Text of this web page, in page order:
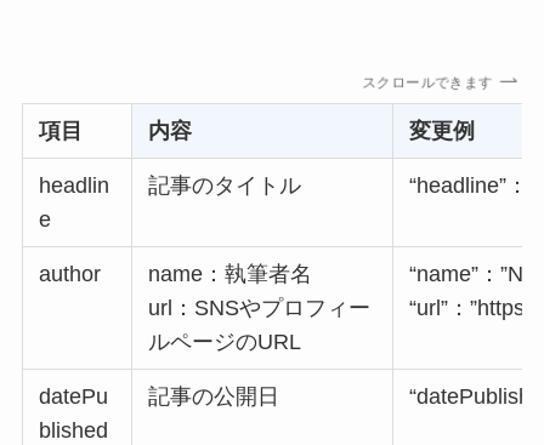
スクロールできます
項目 内容 変更例
headlin
e
記事のタイトル “headline”：
author
name：執筆者名
url：SNSやプロフィー
ルページのURL
“name”：
“url”：
datePu
blished
記事の公開日